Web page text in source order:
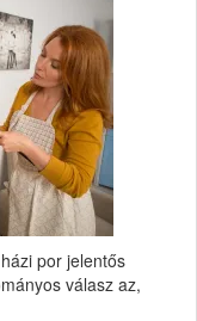
por jelentős
válasz az,